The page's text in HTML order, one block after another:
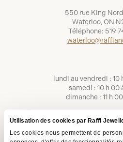
Utilisation des cookies par Raffi
Les cookies nous permettent de
550 rue King
Waterloo, ON
Téléphone: 519
lundi au vendredi : 10
samedi : 10 h 00
dimanche : 11 h